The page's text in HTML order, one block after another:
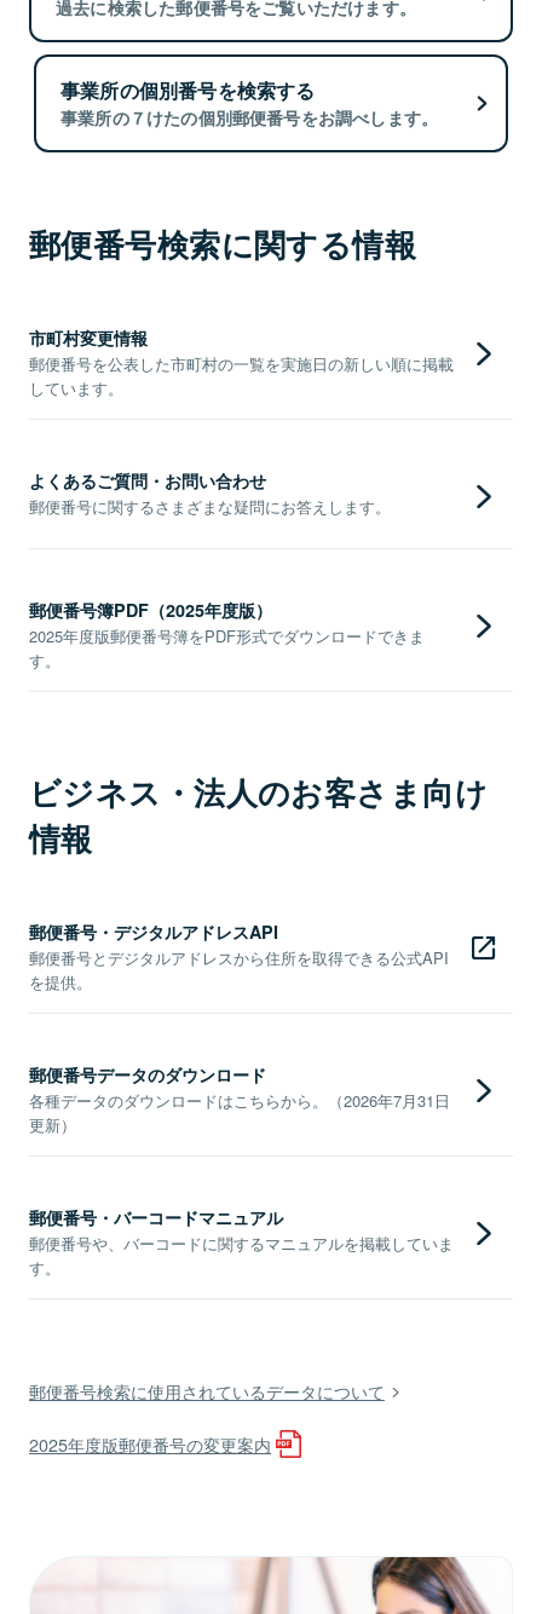
過去に検索した郵便番号をご覧いただけます。
事業所の個別番号を検索する
事業所の７けたの個別郵便番号をお調べします。
郵便番号検索に関する情報
市町村変更情報
郵便番号を公表した市町村の一覧を実施日の新しい順に掲載
しています。
よくあるご質問・お問い合わせ
郵便番号に関するさまざまな疑問にお答えします。
郵便番号簿PDF（2025年度版）
2025年度版郵便番号簿をPDF形式でダウンロードできま
す。
ビジネス・法人のお客さま向け
情報
郵便番号・デジタルアドレスAPI
郵便番号とデジタルアドレスから住所を取得できる公式API
を提供。
郵便番号データのダウンロード
各種データのダウンロードはこちらから。（2026年7月31日
更新）
郵便番号・バーコードマニュアル
郵便番号や、バーコードに関するマニュアルを掲載していま
す。
郵便番号検索に使用されているデータについて
2025年度版郵便番号の変更案内